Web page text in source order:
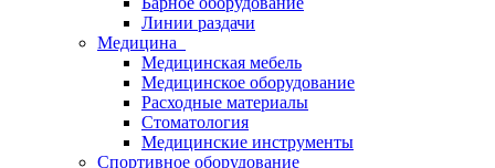
Линии раздачи
Медицина
Медицинская мебель
Медицинское оборудование
Расходные материалы
Стоматология
Медицинские инструменты
Спортивное оборудование